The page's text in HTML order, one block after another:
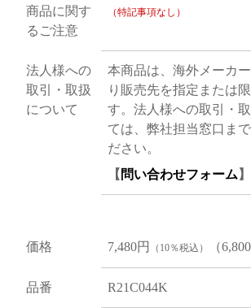
商品に関す
るご注意
（特記事項なし）
法人様への
取引・取扱
について
本商品は、海外メーカ
り販売先を指定または
す。法人様への取引・
ては、弊社担当窓口ま
ださい。
【 問い合わせフォーム 】
価格 7,480円 （10％税込） （
品番 R21C044K